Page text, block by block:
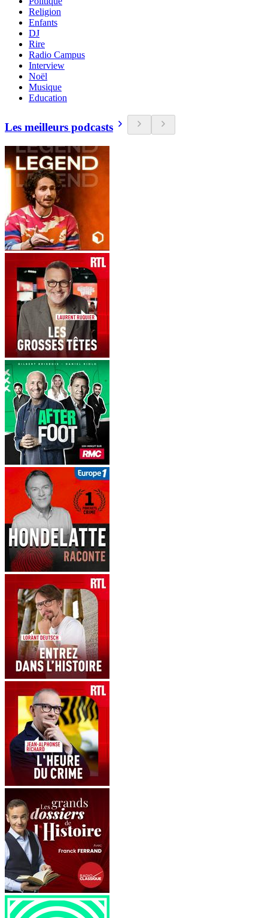
Religion
Enfants
DJ
Rire
Radio Campus
Interview
Noël
Musique
Education
Les meilleurs podcasts